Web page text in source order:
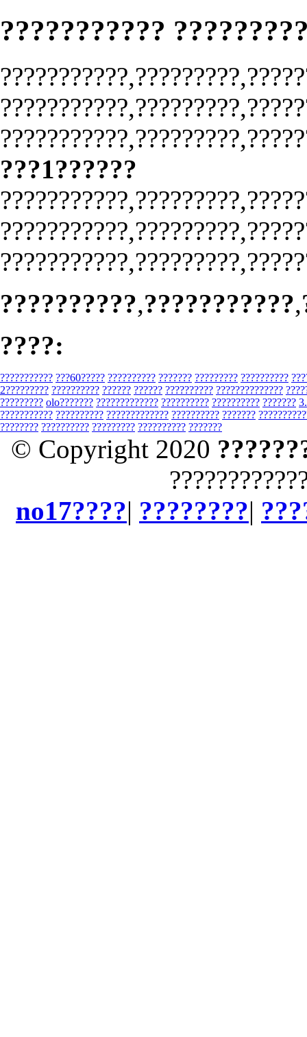
???????????
???1??????
??????????,???????????,
????:
??????????? ???60????? ?????????? ??????? ????????? ??????????
2????????? ?????????? ?????? ?????? ?????????? ??????????????
????????? olo??????? ????????????? ?????????? ?????????? ???????
??????????? ?????????? ????????????? ?????????? ???????
???????? ?????????? ????????? ?????????? ???????
© Copyright 2020
no17????| ????????|